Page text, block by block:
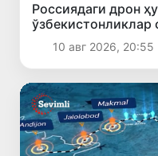
Россиядаги дрон
10 авг 2026, 20:55